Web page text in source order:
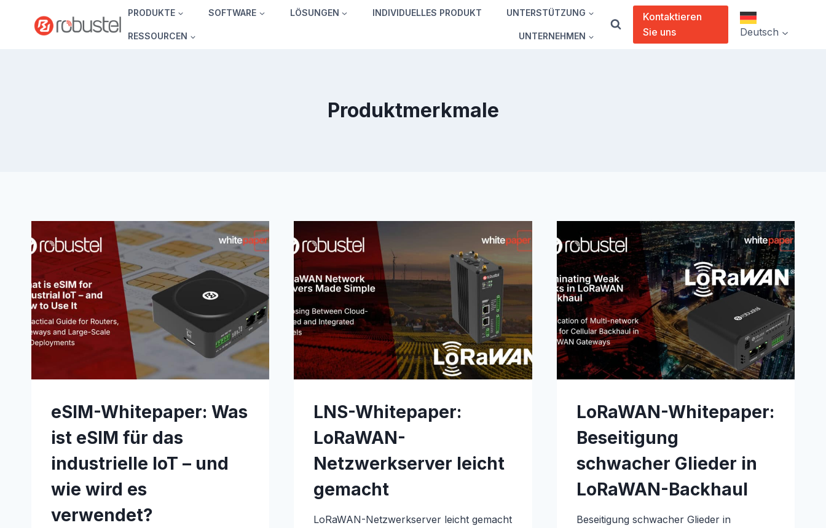
springen
PRODUKTE SOFTWARE LÖSUNGEN INDIVIDUELLES PRODUKT UNTERSTÜTZUNG
RESSOURCEN UNTERNEHMEN
Kontaktieren
Sie uns
Deutsch
Produktmerkmale
eSIM-Whitepaper: Was
ist eSIM für das
industrielle IoT – und
wie wird es
verwendet?
LNS-Whitepaper:
LoRaWAN-
Netzwerkserver leicht
gemacht
LoRaWAN-Netzwerkserver leicht gemacht
LoRaWAN-Whitepaper:
Beseitigung
schwacher Glieder in
LoRaWAN-Backhaul
Beseitigung schwacher Glieder in